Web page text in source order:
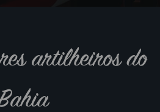
artilheiros do